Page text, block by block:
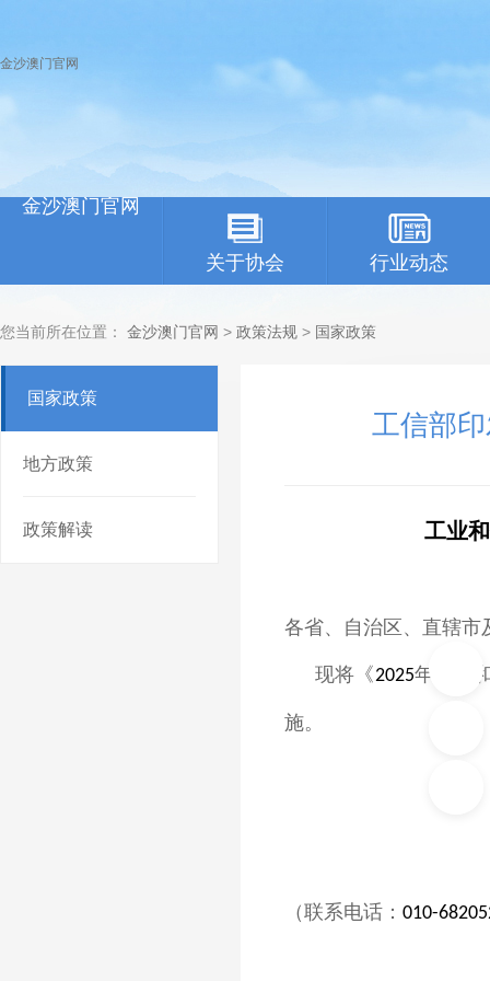
金沙澳门官网
金沙澳门官网
关于协会 行业动态
您当前所在位置： 金沙澳门官网 > 政策法规 > 国家政策
国家政策
地方政策
政策解读
工信部
工业
各省、自治区、直辖市
现将《2025年工业
施。
（联系电话： 010-